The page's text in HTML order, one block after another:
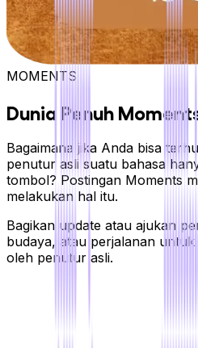
MOMENTS
Dunia Penuh
Bagaimana jika Anda bisa
penutur asli suatu bahasa
tombol? Postingan Moments
melakukan hal itu.
Bagikan update atau ajukan
budaya, atau perjalanan
oleh penutur asli.